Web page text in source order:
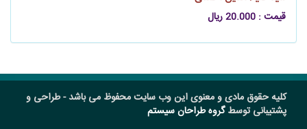
قیمت : 20.000 ریال
کلیه حقوق مادی و معنوی این وب سایت محفوظ می باشد - طراحی و
پشتیبانی توسطگروه طراحان سیستم